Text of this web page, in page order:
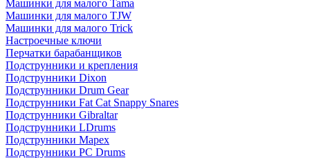
Машинки для малого Tama
Машинки для малого TJW
Машинки для малого Trick
Настроечные ключи
Перчатки барабанщиков
Подструнники и крепления
Подструнники Dixon
Подструнники Drum Gear
Подструнники Fat Cat Snappy Snares
Подструнники Gibraltar
Подструнники LDrums
Подструнники Mapex
Подструнники PC Drums